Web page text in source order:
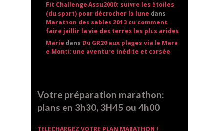
Fit Challenge Assu2000: suivre les étoiles
(du sport) pour décrocher la lune dans
Marathon des sables 2013 ou comment
faire jaillir la vie des terres les plus arides
Marie dans Du GR20 aux plages via le Mare
e Monti: une aventure inédite et corsée
Votre préparation marathon:
plans en 3h30, 3H45 ou 4h00
TELECHARGEZ VOTRE PLAN MARATHON !